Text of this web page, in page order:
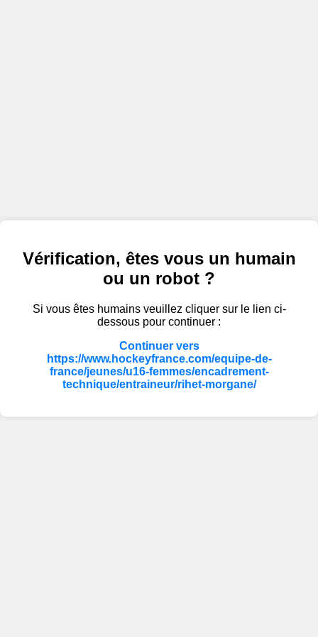
Vérification, êtes vous un humain
ou un robot ?
Si vous êtes humains veuillez cliquer sur le lien ci-
dessous pour continuer :
Continuer vers
https://www.hockeyfrance.com/equipe-de-
france/jeunes/u16-femmes/encadrement-
technique/entraineur/rihet-morgane/